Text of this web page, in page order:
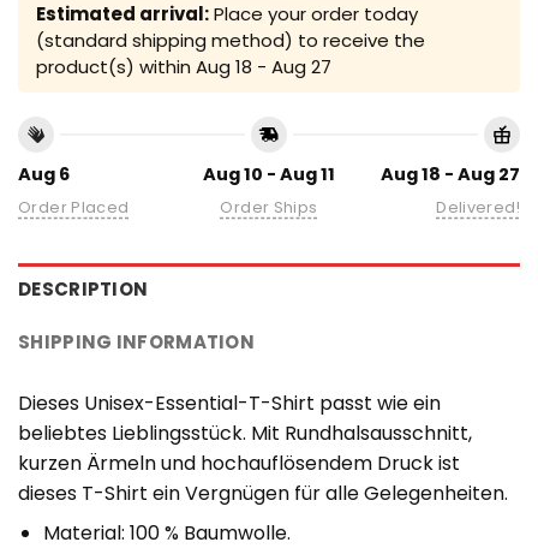
Estimated arrival:Place your order today
(standard shipping method) to receive the
product(s) within Aug 18 - Aug 27
Aug 6
Order Placed
Aug 10 - Aug 11
Order Ships
Aug 18 - Aug 27
Delivered!
DESCRIPTION
SHIPPING INFORMATION
Dieses Unisex-Essential-T-Shirt passt wie ein
beliebtes Lieblingsstück. Mit Rundhalsausschnitt,
kurzen Ärmeln und hochauflösendem Druck ist
dieses T-Shirt ein Vergnügen für alle Gelegenheiten.
Material: 100 % Baumwolle.